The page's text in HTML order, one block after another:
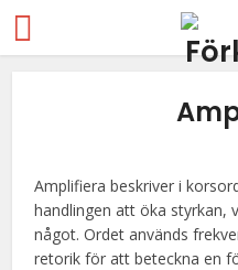
Amplifiera beskriver i
handlingen att öka styrkan,
något. Ordet används
retorik för att beteckna en